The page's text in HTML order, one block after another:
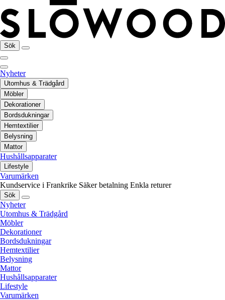
Sök
Nyheter
Utomhus & Trädgård
Möbler
Dekorationer
Bordsdukningar
Hemtextilier
Belysning
Mattor
Hushållsapparater
Lifestyle
Varumärken
Kundservice i Frankrike Säker betalning Enkla returer
Sök
Nyheter
Utomhus & Trädgård
Möbler
Dekorationer
Bordsdukningar
Hemtextilier
Belysning
Mattor
Hushållsapparater
Lifestyle
Varumärken